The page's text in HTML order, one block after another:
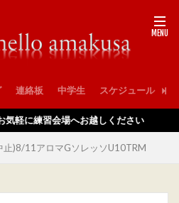
連絡板 中学生 スケジュール
練習会場へお越しください
止)8/11アロマGソレッソU10TRM